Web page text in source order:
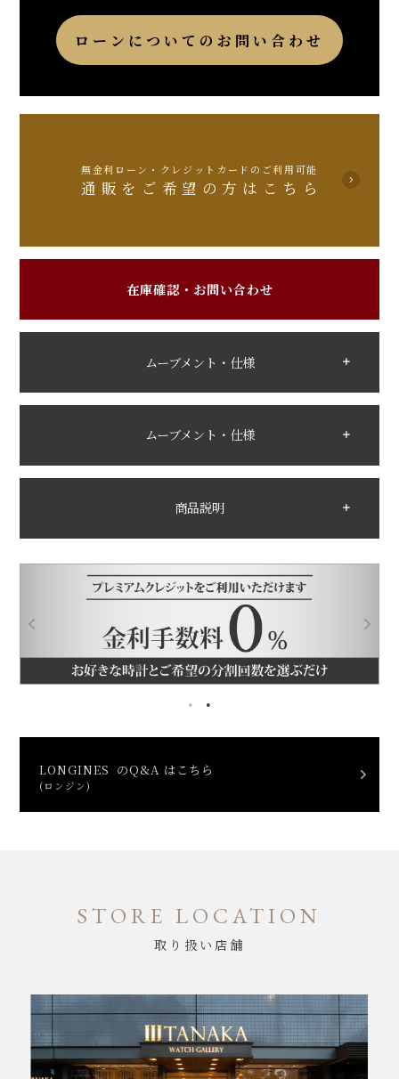
ローンについてのお問い合わせ
無金利ローン・クレジットカードのご利用可能
通販をご希望の方はこちら
在庫確認・お問い合わせ
ムーブメント・仕様
ムーブメント・仕様
商品説明
LONGINES のQ&A はこちら
(ロンジン)
STORE LOCATION
取り扱い店舗